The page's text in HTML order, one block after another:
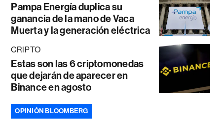
Pampa Energía duplica su
ganancia de la mano de Vaca
Muerta y la generación eléctrica
CRIPTO
Estas son las 6 criptomonedas
que dejarán de aparecer en
Binance en agosto
OPINIÓN BLOOMBERG